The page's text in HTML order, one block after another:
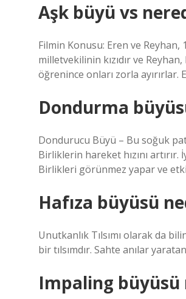
Aşk büyü vs
Filmin Konusu: Eren ve
milletvekilinin kızıdır ve Reyhan,
öğrenince onları zorla ayırırlar.
Dondurma
Dondurucu Büyü – Bu soğuk
Birliklerin hareket hızını
Birlikleri görünmez yapar ve
Hafıza büyüsü
Unutkanlık Tılsımı olarak da
bir tılsımdır. Sahte anılar
Impaling büyüsü